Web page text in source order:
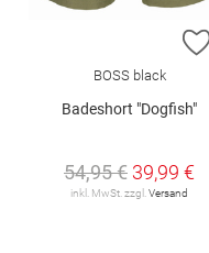
BOSS black
Badeshort "Dogfish"
54,95 € 39,99 €
inkl. MwSt. zzgl. Versand